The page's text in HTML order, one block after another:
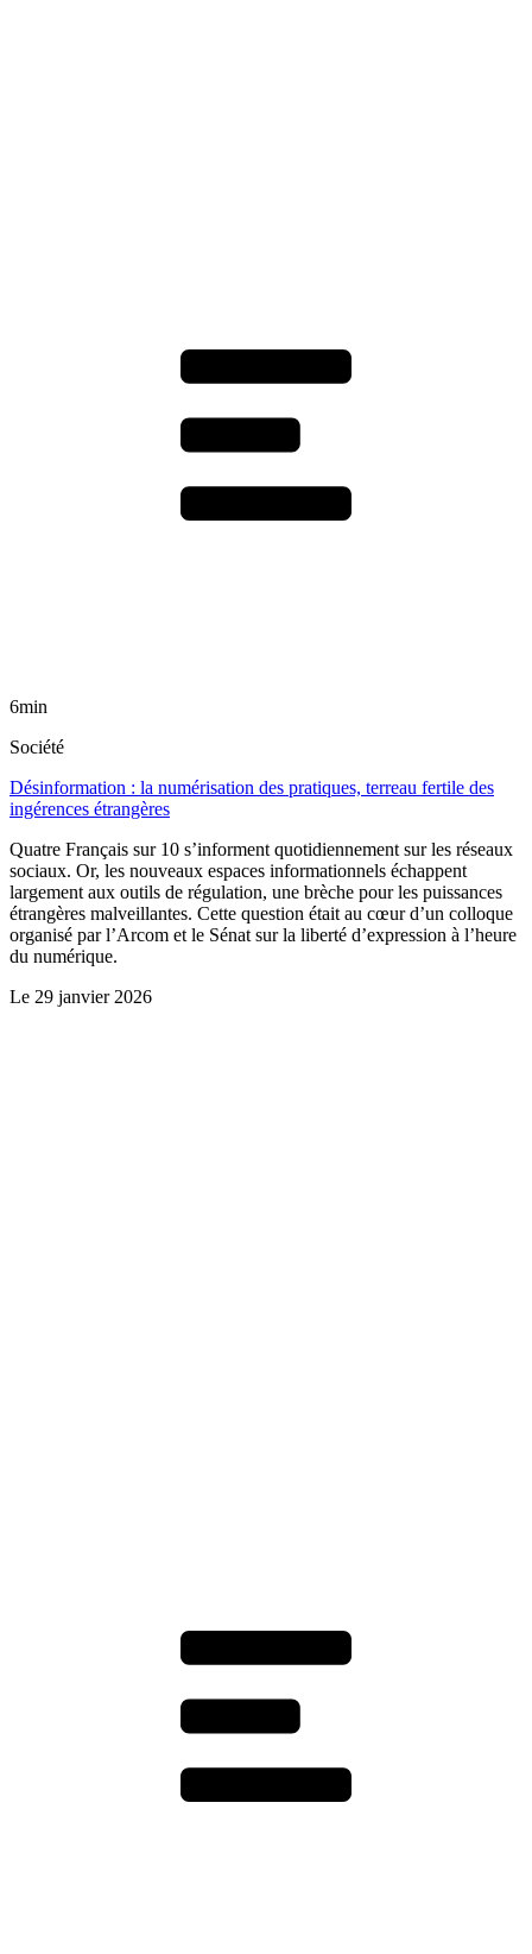
6min
Société
Désinformation : la numérisation des pratiques, terreau fertile des
ingérences étrangères
Quatre Français sur 10 s’informent quotidiennement sur les réseaux
sociaux. Or, les nouveaux espaces informationnels échappent
largement aux outils de régulation, une brèche pour les puissances
étrangères malveillantes. Cette question était au cœur d’un colloque
organisé par l’Arcom et le Sénat sur la liberté d’expression à l’heure
du numérique.
Le 29 janvier 2026